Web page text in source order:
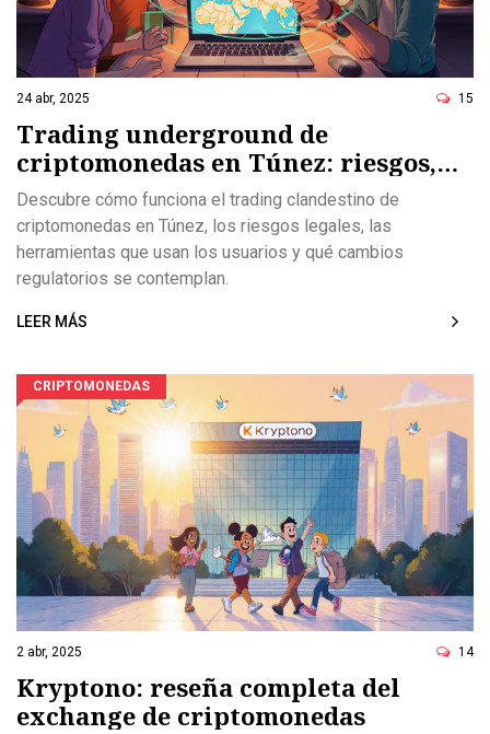
24 abr, 2025 15
Trading underground de
criptomonedas en Túnez: riesgos,
métodos y futuro
Descubre cómo funciona el trading clandestino de
criptomonedas en Túnez, los riesgos legales, las
herramientas que usan los usuarios y qué cambios
regulatorios se contemplan.
LEER MÁS
CRIPTOMONEDAS
2 abr, 2025 14
Kryptono: reseña completa del
exchange de criptomonedas